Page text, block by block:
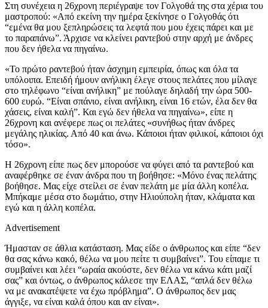
Στη συνέχεια η 26χρονη περιέγραψε τον Γολγοθά της στα χέρια του
μαστροπού: «Από εκείνη την ημέρα ξεκίνησε ο Γολγοθάς ότι
“εμένα θα μου ξεπληρώσεις τα λεφτά που μου έχεις πάρει και με
το παραπάνω”. Άρχισε να κλείνει ραντεβού στην αρχή με άνδρες
που δεν ήθελα να πηγαίνω.
«Το πρώτο ραντεβού ήταν άσχημη εμπειρία, όπως και όλα τα
υπόλοιπα. Επειδή ήμουν ανήλικη έλεγε στους πελάτες που μίλαγε
στο τηλέφωνο “είναι ανήλικη” με πούλαγε δηλαδή την ώρα 500-
600 ευρώ. “Είναι σπάνιο, είναι ανήλικη, είναι 16 ετών, έλα δεν θα
χάσεις, είναι καλή”. Και εγώ δεν ήθελα να πηγαίνω», είπε η
26χρονη και ανέφερε πως οι πελάτες «συνήθως ήταν άνδρες
μεγάλης ηλικίας. Από 40 και άνω. Κάποιοι ήταν φιλικοί, κάποιοι όχι
τόσο».
Η 26χρονη είπε πως δεν μπορούσε να φύγει από τα ραντεβού και
αναφέρθηκε σε έναν άνδρα που τη βοήθησε: «Μόνο ένας πελάτης
βοήθησε. Μας είχε στείλει σε έναν πελάτη με μία άλλη κοπέλα.
Μπήκαμε μέσα στο δωμάτιο, στην Ηλιούπολη ήταν, κλάματα και
εγώ και η άλλη κοπέλα.
Advertisement
Ήμασταν σε άθλια κατάσταση. Μας είδε ο άνθρωπος και είπε “δεν
θα σας κάνω κακό, θέλω να μου πείτε τι συμβαίνει”. Του είπαμε τι
συμβαίνει και λέει “ωραία ακούστε, δεν θέλω να κάνω κάτι μαζί
σας” και όντως, ο άνθρωπος κάλεσε την ΕΛΑΣ, “απλά δεν θέλω
να με ανακατέψετε να έχω πρόβλημα”. Ο άνθρωπος δεν μας
άγγιξε, να είναι καλά όπου και αν είναι».